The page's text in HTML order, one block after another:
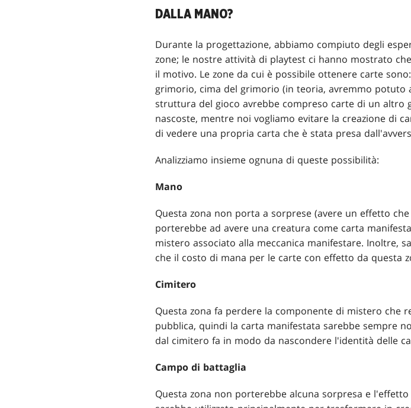
DALLA MANO?
Durante la progettazione, abbiamo compiuto degli
zone; le nostre attività di playtest ci hanno mostrato
il motivo. Le zone da cui è possibile ottenere carte
grimorio, cima del grimorio (in teoria, avremmo potuto
struttura del gioco avrebbe compreso carte di un
nascoste, mentre noi vogliamo evitare la creazione di
di vedere una propria carta che è stata presa
Analizziamo insieme ognuna di queste possibilità:
Mano
Questa zona non porta a sorprese (avere un effetto
porterebbe ad avere una creatura come carta
mistero associato alla meccanica manifestare. Inoltre,
che il costo di mana per le carte con effetto da questa
Cimitero
Questa zona fa perdere la componente di mistero che
pubblica, quindi la carta manifestata sarebbe sempre
dal cimitero fa in modo da nascondere l'identità delle
Campo di battaglia
Questa zona non porterebbe alcuna sorpresa e